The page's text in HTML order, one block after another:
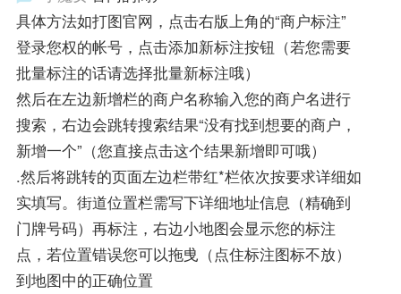
具体方法如打图官网，点击右版上角的“商户标注”
登录您权的帐号，点击添加新标注按钮（若您需要
批量标注的话请选择批量新标注哦）
然后在左边新增栏的商户名称输入您的商户名进行
搜索，右边会跳转搜索结果“没有找到想要的商户，
新增一个”（您直接点击这个结果新增即可哦）
.然后将跳转的页面左边栏带红*栏依次按要求详细如
实填写。街道位置栏需写下详细地址信息（精确到
门牌号码）再标注，右边小地图会显示您的标注
点，若位置错误您可以拖曵（点住标注图标不放）
到地图中的正确位置